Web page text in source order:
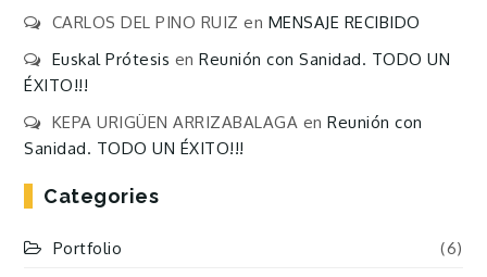
CARLOS DEL PINO RUIZ en MENSAJE RECIBIDO
Euskal Prótesis enReunión con Sanidad. TODO UN
ÉXITO!!!
KEPA URIGÜEN ARRIZABALAGA enReunión con
Sanidad. TODO UN ÉXITO!!!
Categories
Portfolio (6)